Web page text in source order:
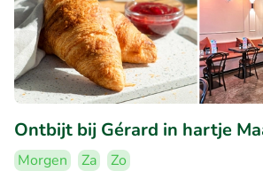
Ontbijt bij Gérard in hartje
Morgen Za Zo